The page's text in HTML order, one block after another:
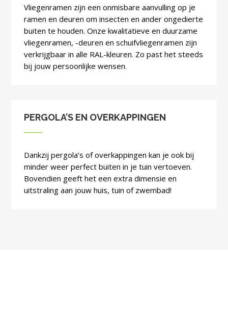
Vliegenramen zijn een onmisbare aanvulling op je
ramen en deuren om insecten en ander ongedierte
buiten te houden. Onze kwalitatieve en duurzame
vliegenramen, -deuren en schuifvliegenramen zijn
verkrijgbaar in alle RAL-kleuren. Zo past het steeds
bij jouw persoonlijke wensen.
PERGOLA’S EN OVERKAPPINGEN
Dankzij pergola’s of overkappingen kan je ook bij
minder weer perfect buiten in je tuin vertoeven.
Bovendien geeft het een extra dimensie en
uitstraling aan jouw huis, tuin of zwembad!